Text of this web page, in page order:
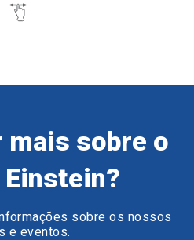
mais sobre o
Einstein?
sobre os nossos
e eventos.